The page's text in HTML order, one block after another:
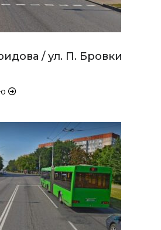
/ ул. П. Бровки